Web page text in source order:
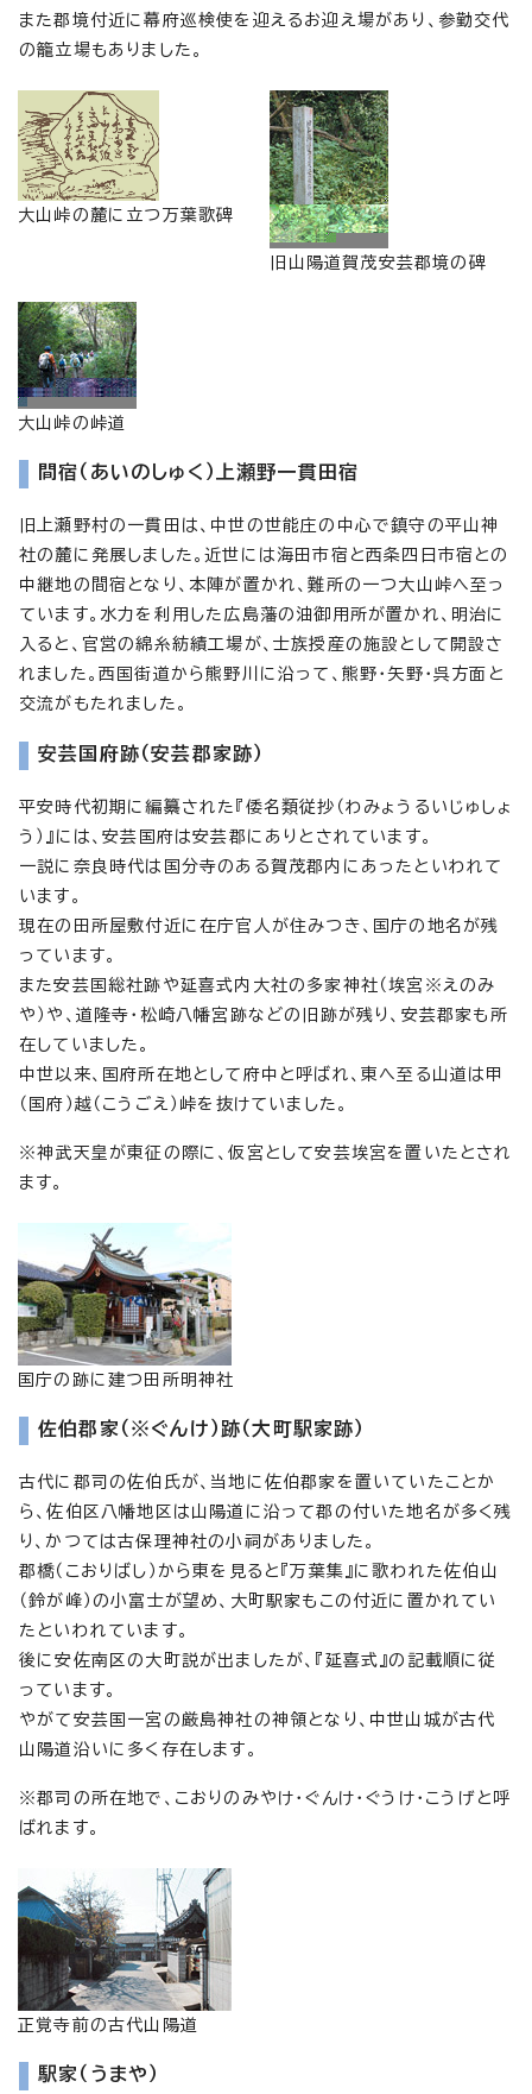
また郡境付近に幕府巡検使を迎えるお迎え場があり、参勤交代
の籠立場もありました。
大山峠の麓に立つ万葉歌碑
旧山陽道賀茂安芸郡境の碑
大山峠の峠道
間宿（あいのしゅく）上瀬野一貫田宿
旧上瀬野村の一貫田は、中世の世能庄の中心で鎮守の平山神
社の麓に発展しました。近世には海田市宿と西条四日市宿との
中継地の間宿となり、本陣が置かれ、難所の一つ大山峠へ至っ
ています。水力を利用した広島藩の油御用所が置かれ、明治に
入ると、官営の綿糸紡績工場が、士族授産の施設として開設さ
れました。西国街道から熊野川に沿って、熊野・矢野・呉方面と
交流がもたれました。
安芸国府跡（安芸郡家跡）
平安時代初期に編纂された『倭名類従抄（わみょうるいじゅしょ
う）』には、安芸国府は安芸郡にありとされています。
一説に奈良時代は国分寺のある賀茂郡内にあったといわれて
います。
現在の田所屋敷付近に在庁官人が住みつき、国庁の地名が残
っています。
また安芸国総社跡や延喜式内大社の多家神社（埃宮※えのみ
や）や、道隆寺・松崎八幡宮跡などの旧跡が残り、安芸郡家も所
在していました。
中世以来、国府所在地として府中と呼ばれ、東へ至る山道は甲
（国府）越（こうごえ）峠を抜けていました。
※神武天皇が東征の際に、仮宮として安芸埃宮を置いたとされ
ます。
国庁の跡に建つ田所明神社
佐伯郡家（※ぐんけ）跡（大町駅家跡）
古代に郡司の佐伯氏が、当地に佐伯郡家を置いていたことか
ら、佐伯区八幡地区は山陽道に沿って郡の付いた地名が多く残
り、かつては古保理神社の小祠がありました。
郡橋（こおりばし）から東を見ると『万葉集』に歌われた佐伯山
（鈴が峰）の小富士が望め、大町駅家もこの付近に置かれてい
たといわれています。
後に安佐南区の大町説が出ましたが、『延喜式』の記載順に従
っています。
やがて安芸国一宮の厳島神社の神領となり、中世山城が古代
山陽道沿いに多く存在します。
※郡司の所在地で、こおりのみやけ・ぐんけ・ぐうけ・こうげと呼
ばれます。
正覚寺前の古代山陽道
駅家（うまや）